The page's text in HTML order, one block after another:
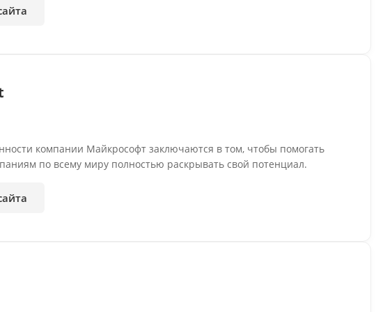
компании Майкрософт заключаются в том, чтобы помогать
по всему миру полностью раскрывать свой потенциал.